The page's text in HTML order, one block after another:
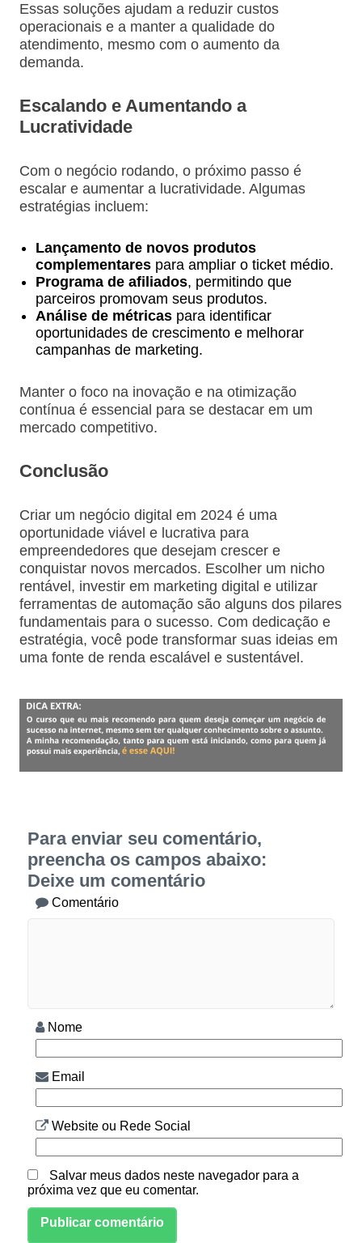
Essas soluções ajudam a reduzir custos
operacionais e a manter a qualidade do
atendimento, mesmo com o aumento da
demanda.
Escalando e Aumentando a
Lucratividade
Com o negócio rodando, o próximo passo é
escalar e aumentar a lucratividade. Algumas
estratégias incluem:
Lançamento de novos produtos
complementarespara ampliar o ticket médio.
Programa de afiliados, permitindo que
parceiros promovam seus produtos.
Análise de métricaspara identificar
oportunidades de crescimento e melhorar
campanhas de marketing.
Manter o foco na inovação e na otimização
contínua é essencial para se destacar em um
mercado competitivo.
Conclusão
Criar um negócio digital em 2024 é uma
oportunidade viável e lucrativa para
empreendedores que desejam crescer e
conquistar novos mercados. Escolher um nicho
rentável, investir em marketing digital e utilizar
ferramentas de automação são alguns dos pilares
fundamentais para o sucesso. Com dedicação e
estratégia, você pode transformar suas ideias em
uma fonte de renda escalável e sustentável.
Para enviar seu comentário,
preencha os campos abaixo:
Deixe um comentário
Comentário
Nome
Email
Website ou Rede Social
Salvar meus dados neste navegador para a
próxima vez que eu comentar.